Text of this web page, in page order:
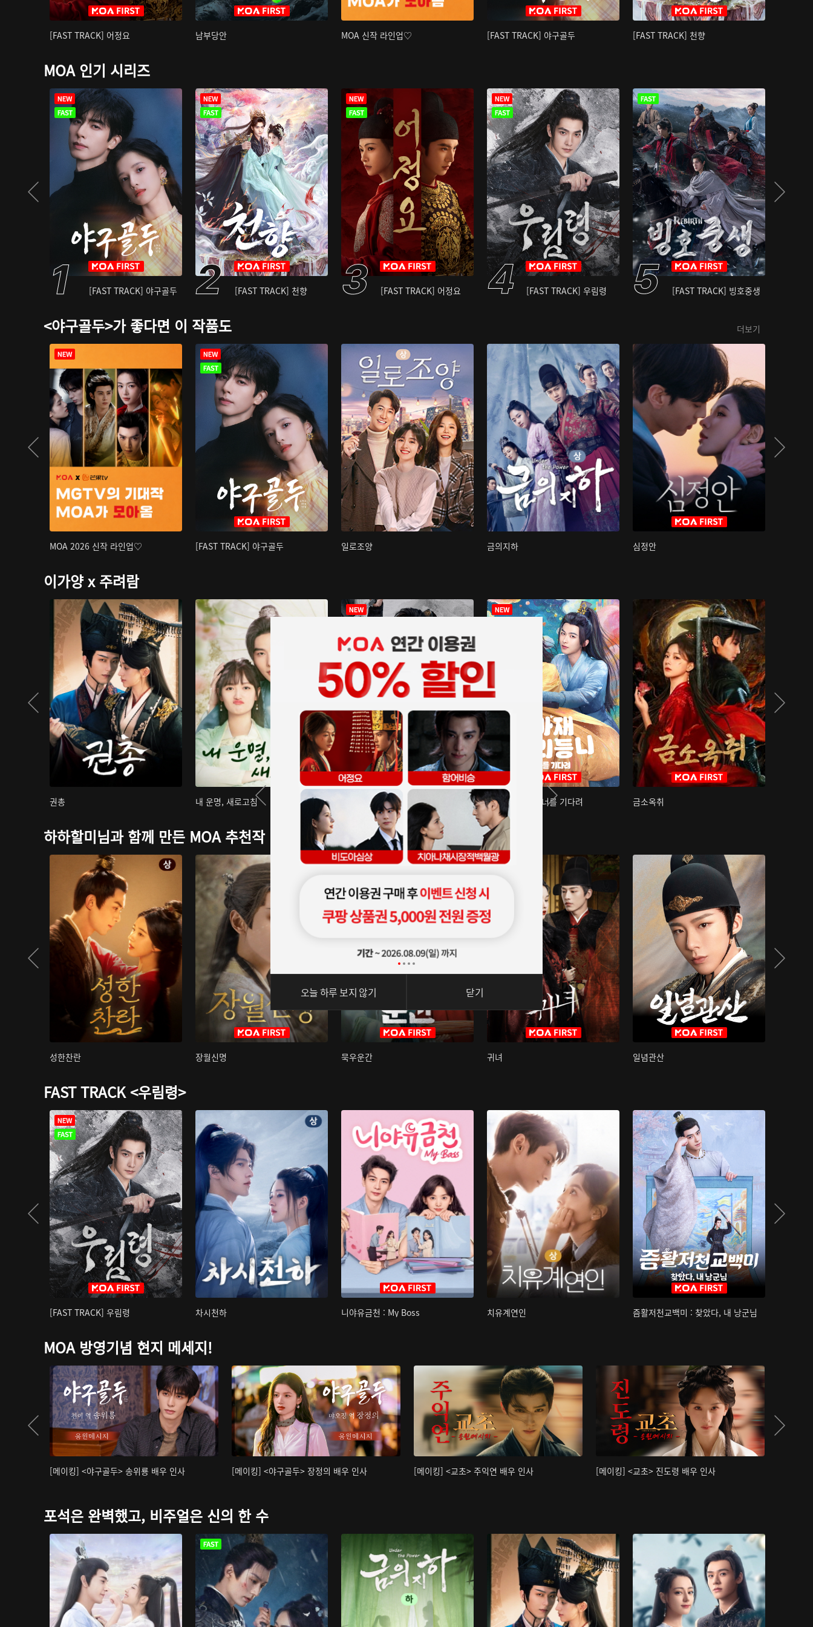
[FAST TRACK] 어정요 남부당안 MOA 신작 라인업♡ [FAST TRACK] 야구골두 [FAST TRACK] 천향
MOA 인기 시리즈
[FAST TRACK] 야구골두 [FAST TRACK] 천향 [FAST TRACK] 어정요 [FAST TRACK] 우림령 [FAST TRACK] 빙호중생
<야구골두>가 좋다면 이 작품도 더보기
MOA 2026 신작 라인업♡ [FAST TRACK] 야구골두 일로조양 금의지하 심정안
이가양 x 주려람
권총 내 운명, 새로고침 아재저리등니 : 너를 기다려 금소옥취
하하할미님과 함께 만든 MOA 추천작
성한찬란 장월신명 묵우운간 귀녀 일념관산
FAST TRACK <우림령>
[FAST TRACK] 우림령 차시천하 니야유금천 : My Boss 치유계연인 즘활저천교백미 : 찾았다, 내 낭군님
MOA 방영기념 현지 메세지!
[메이킹] <야구골두> 송위룡 배우 인사 [메이킹] <야구골두> 장정의 배우 인사 [메이킹] <교초> 주익연 배우 인사 [메이킹] <교초> 진도령 배우 인사
포석은 완벽했고, 비주얼은 신의 한 수
오늘 하루 보지 않기 닫기